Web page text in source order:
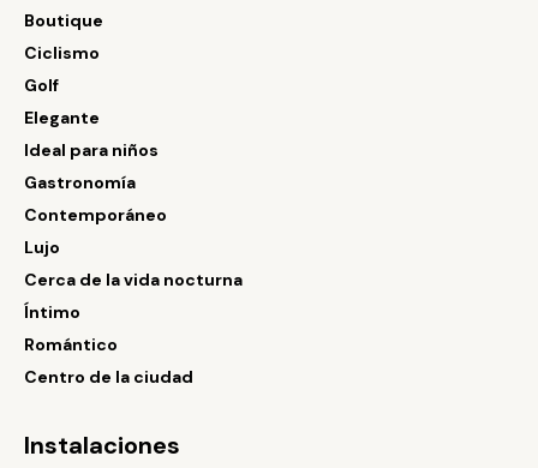
Boutique
Ciclismo
Golf
Elegante
Ideal para niños
Gastronomía
Contemporáneo
Lujo
Cerca de la vida nocturna
Íntimo
Romántico
Centro de la ciudad
Instalaciones